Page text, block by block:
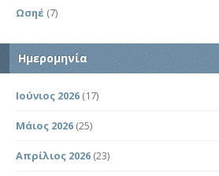
Ωσηέ (7)
Ημερομηνία
Ιούνιος 2026 (17)
Μάιος 2026 (25)
Απρίλιος 2026 (23)